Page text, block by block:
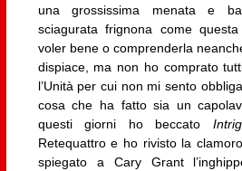
una grossissima menata e
sciagurata frignona come
voler bene o comprenderla
dispiace, ma non ho comprato
l’Unità per cui non mi sento
cosa che ha fatto sia un
questi giorni ho beccato
Retequattro e ho rivisto la
spiegato a Cary Grant